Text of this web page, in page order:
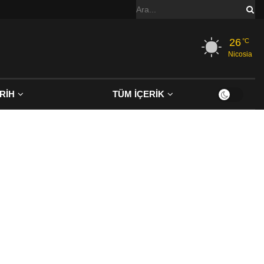
26°C
Nicosia
TÜM İÇERİK